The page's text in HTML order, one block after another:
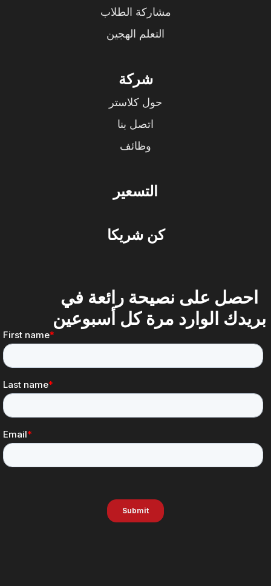
مشاركة الطلاب
التعلم الهجين
شركة
حول كلاستر
اتصل بنا
وظائف
التسعير
كن شريكا
احصل على نصيحة رائعة في
بريدك الوارد مرة كل أسبوعين